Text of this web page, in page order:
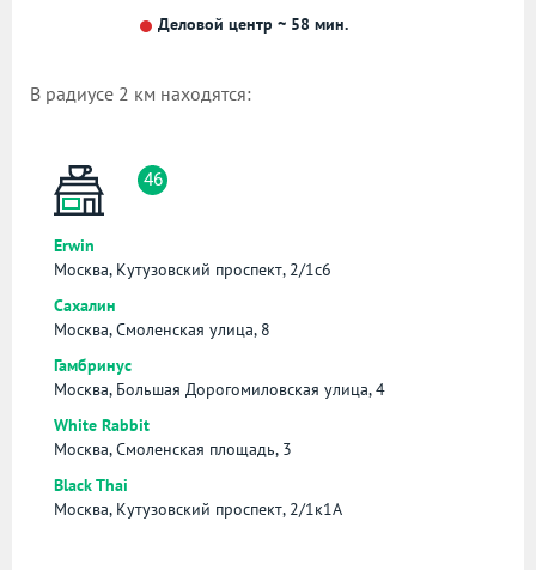
Деловой центр ~ 58 мин.
В радиусе 2 км находятся:
46
Erwin
Москва, Кутузовский проспект, 2/1с6
Сахалин
Москва, Смоленская улица, 8
Гамбринус
Москва, Большая Дорогомиловская улица, 4
White Rabbit
Москва, Смоленская площадь, 3
Black Thai
Москва, Кутузовский проспект, 2/1к1А